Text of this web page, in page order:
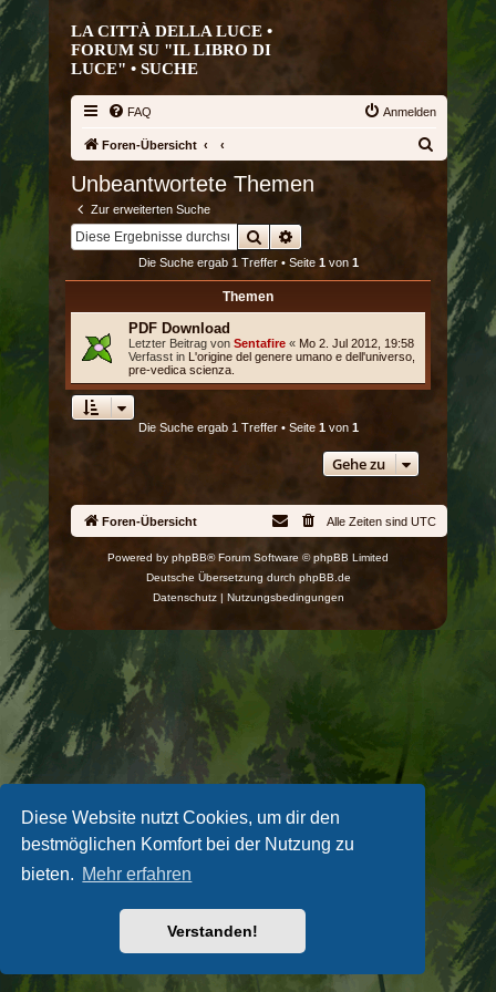
Diese Website nutzt Cookies, um dir den
bestmöglichen Komfort bei der Nutzung zu
bieten. Mehr erfahren
Verstanden!
LA CITTÀ DELLA LUCE •
FORUM SU "IL LIBRO DI
LUCE" • SUCHE
FAQ Anmelden
Foren-Übersicht
Unbeantwortete Themen
Zur erweiterten Suche
SucheErweiterte Suche
Die Suche ergab 1 Treffer • Seite 1von 1
Themen
PDF Download
Letzter Beitrag von Sentafire « Mo 2. Jul 2012, 19:58
Verfasst in L'origine del genere umano e dell'universo,
pre-vedica scienza.
Die Suche ergab 1 Treffer • Seite 1von 1
Gehe zu
Foren-Übersicht Alle Zeiten sind UTC
Powered by phpBB® Forum Software © phpBB Limited
Deutsche Übersetzung durch phpBB.de
Datenschutz| Nutzungsbedingungen